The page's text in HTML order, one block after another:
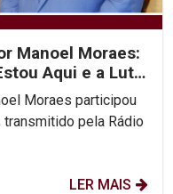
Manoel Moraes:
Aqui e a Luta
Moraes participou
pela Rádio
LER MAIS